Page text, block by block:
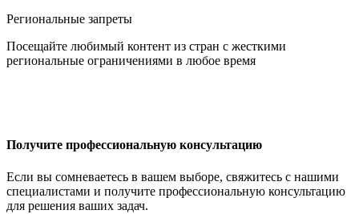
Иран
Региональные запреты
Посещайте любимый контент из стран с жесткими
региональные ограничениями в любое время
Получите профессиональную консультацию
Если вы сомневаетесь в вашем выборе, свяжитесь с нашими
специалистами и получите профессиональную консультацию
для решения ваших задач.